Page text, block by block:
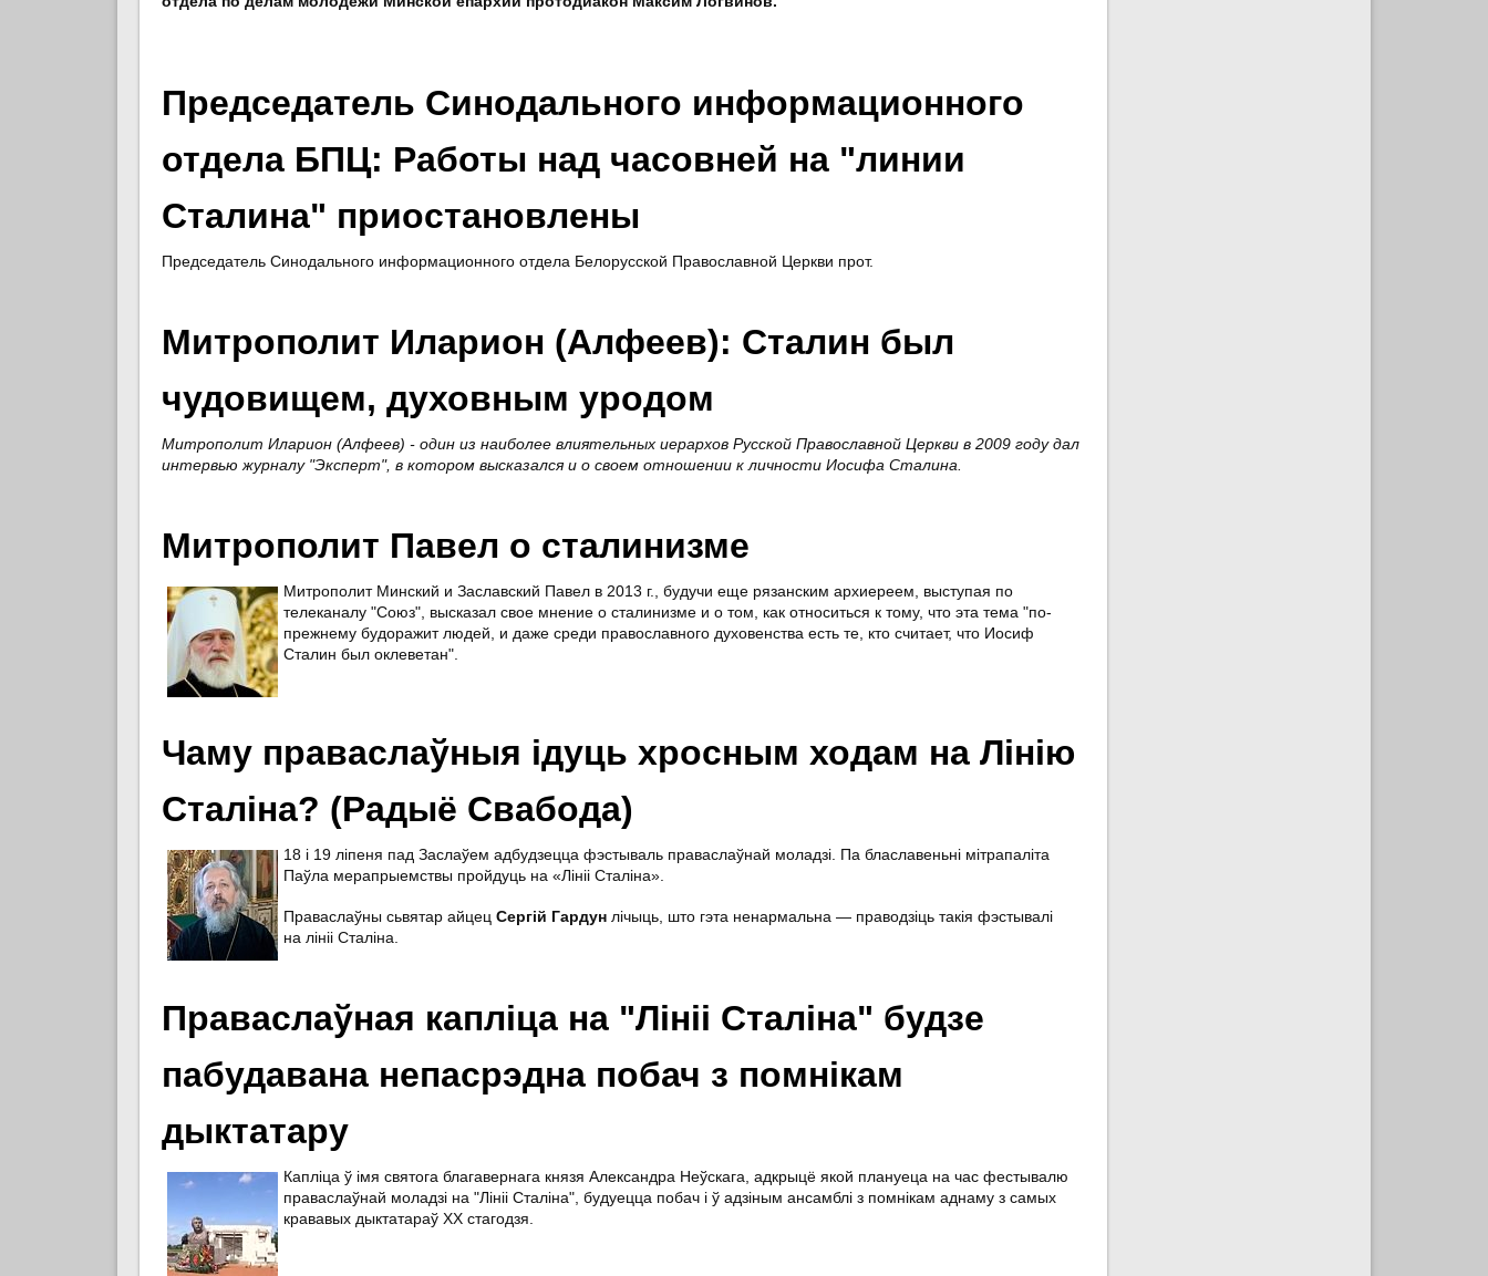
Председатель Синодального информационного
отдела БПЦ: Работы над часовней на "линии
Сталина" приостановлены
Председатель Синодального информационного отдела Белорусской Православной Церкви прот.
Митрополит Иларион (Алфеев): Сталин был
чудовищем, духовным уродом
Митрополит Иларион (Алфеев) - один из наиболее влиятельных иерархов Русской Православной Церкви в 2009 году дал
интервью журналу "Эксперт", в котором высказался и о своем отношении к личности Иосифа Сталина.
Митрополит Павел о сталинизме
Митрополит Минский и Заславский Павел в 2013 г., будучи еще рязанским архиереем, выступая по
телеканалу "Союз", высказал свое мнение о сталинизме и о том, как относиться к тому, что эта тема "по-
прежнему будоражит людей, и даже среди православного духовенства есть те, кто считает, что Иосиф
Сталин был оклеветан".
Чаму праваслаўныя ідуць хросным ходам на Лінію
Сталіна? (Радыё Свабода)
18 і 19 ліпеня пад Заслаўем адбудзецца фэстываль праваслаўнай моладзі. Па блаславеньні мітрапаліта
Паўла мерапрыемствы пройдуць на «Лініі Сталіна».
Праваслаўны сьвятар айцец Сергій Гардунлічыць, што гэта ненармальна — праводзіць такія фэстывалі
на лініі Сталіна.
Праваслаўная капліца на "Лініі Сталіна" будзе
пабудавана непасрэдна побач з помнікам
дыктатару
Капліца ў імя святога благавернага князя Александра Неўскага, адкрыцё якой плануеца на час фестывалю
праваслаўнай моладзі на "Лініі Сталіна", будуецца побач і ў адзіным ансамблі з помнікам аднаму з самых
крававых дыктатараў ХХ стагодзя.